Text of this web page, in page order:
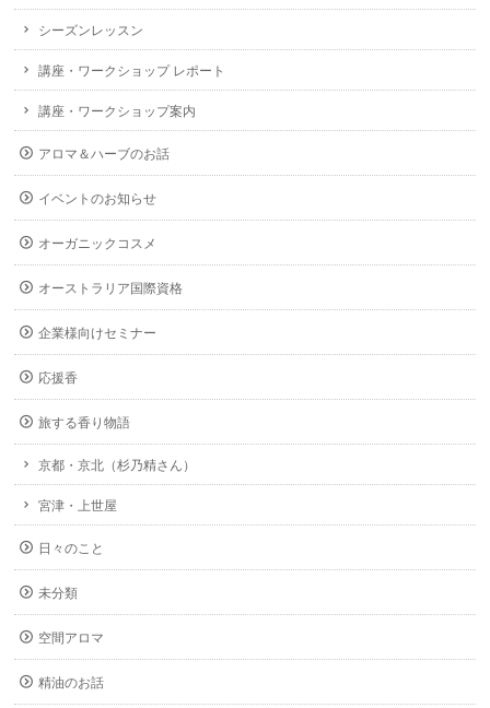
シーズンレッスン
講座・ワークショップ レポート
講座・ワークショップ案内
アロマ＆ハーブのお話
イベントのお知らせ
オーガニックコスメ
オーストラリア国際資格
企業様向けセミナー
応援香
旅する香り物語
京都・京北（杉乃精さん）
宮津・上世屋
日々のこと
未分類
空間アロマ
精油のお話